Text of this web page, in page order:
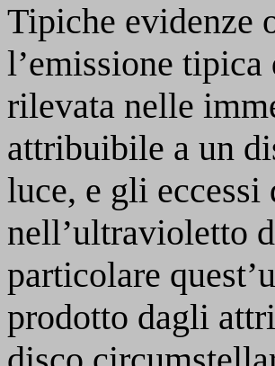
Tipiche evidenze
l’emissione
rilevata nelle
attribuibile a un
luce, e gli eccessi
nell’ultravioletto
particolare
prodotto dagli